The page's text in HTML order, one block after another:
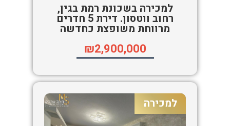
למכירה בשכונת רמת בגין,
רחוב ווטסון. דירת 5 חדרים
מרווחת משופצת כחדשה
₪2,900,000
למכירה